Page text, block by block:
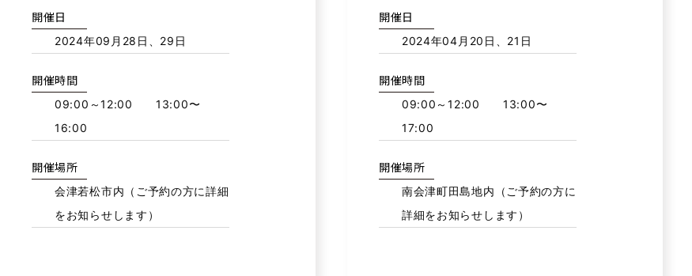
開催日
2024年09月28日、29日
開催時間
09:00～12:00 13:00〜
16:00
開催場所
会津若松市内（ご予約の方に詳細
をお知らせします）
開催日
2024年04月20日、21日
開催時間
09:00～12:00 13:00〜
17:00
開催場所
南会津町田島地内（ご予約の方に
詳細をお知らせします）